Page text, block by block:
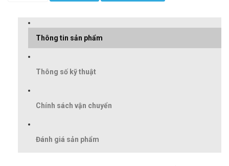
Thông tin sản phẩm
Thông số kỹ thuật
Chính sách vận chuyển
Đánh giá sản phẩm